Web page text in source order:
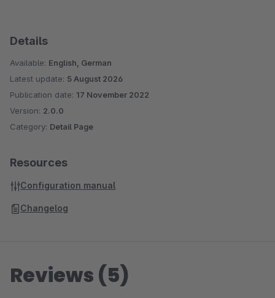
Details
Available: English, German
Latest update: 5 August 2026
Publication date: 17 November 2022
Version: 2.0.0
Category: Detail Page
Resources
Configuration manual
Changelog
Reviews (5)